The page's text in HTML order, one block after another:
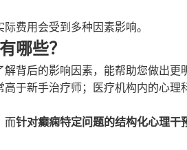
费用会受到多种因素影响。
哪些？
背后的影响因素，能帮助您做出更
高于新手治疗师；医疗机构内的心
而针对癫痫特定问题的结构化心理干